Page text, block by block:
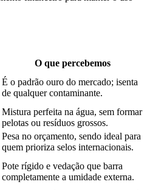
O que percebemos
É o padrão ouro do mercado; isenta
de qualquer contaminante.
Mistura perfeita na água, sem formar
pelotas ou resíduos grossos.
Pesa no orçamento, sendo ideal para
quem prioriza selos internacionais.
Pote rígido e vedação que barra
completamente a umidade externa.